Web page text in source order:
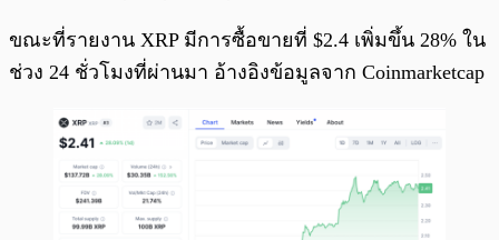
ขณะที่รายงาน XRP มีการซื้อขายที่ $2.4 เพิ่มขึ้น 28% ใน
ช่วง 24 ชั่วโมงที่ผ่านมา อ้างอิงข้อมูลจาก Coinmarketcap